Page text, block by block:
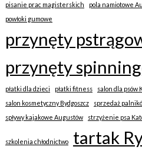
pisanie prac magisterskich
pola namiotowe
powłoki gumowe
przynęty
przynęty
płatki dla dzieci płatki fitness
salon dla psów
salon kosmetyczny Bydgoszcz
sprzedaż
spływy kajakowe Augustów
strzyżenie psa
szkolenia chłodnictwo tartak